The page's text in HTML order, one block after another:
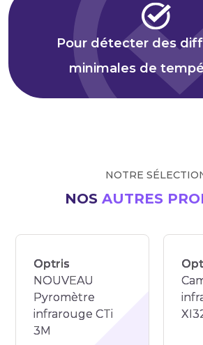
Pour détecter des
minimales de
NOTRE
NOS AUTRES
Optris
NOUVEAU
Pyromètre
infrarouge CTi
3M